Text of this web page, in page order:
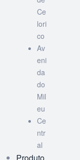
Ce
lori
co
Av
eni
da
do
Mil
eu
Ce
ntr
al